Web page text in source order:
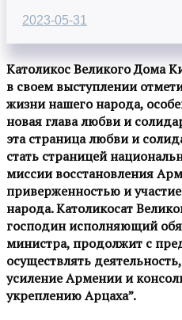
2023-05-31
Католикос Великого Дома
в своем выступлении
жизни нашего народа,
новая глава любви и
эта страница любви и
стать страницей
миссии восстановления
приверженностью и
народа. Католикосат
господин исполняющий
министра, продолжит с
осуществлять
усиление Армении и
укреплению Арцаха”.